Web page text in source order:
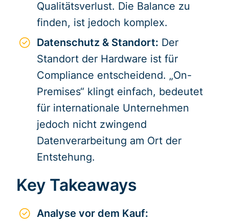
Qualitätsverlust. Die Balance zu
finden, ist jedoch komplex.
Datenschutz & Standort: Der
Standort der Hardware ist für
Compliance entscheidend. „On-
Premises“ klingt einfach, bedeutet
für internationale Unternehmen
jedoch nicht zwingend
Datenverarbeitung am Ort der
Entstehung.
Key Takeaways
Analyse vor dem Kauf: